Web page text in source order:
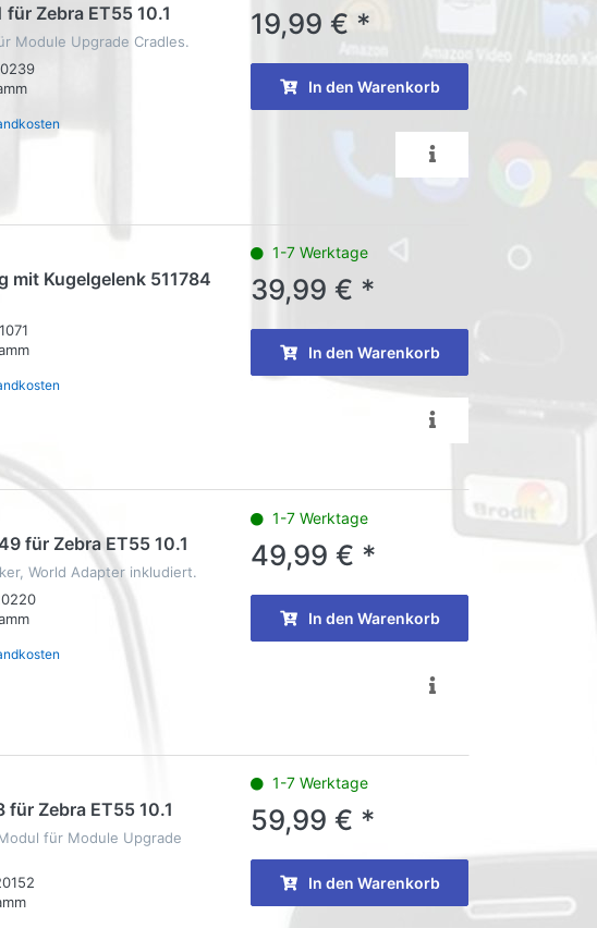
Zebra ET55 10.1
Module Upgrade Cradles.
19,99 € *
In den Warenkorb
mit Kugelgelenk 511784
1-7 Werktage
39,99 € *
In den Warenkorb
für Zebra ET55 10.1
World Adapter inkludiert.
1-7 Werktage
49,99 € *
In den Warenkorb
Zebra ET55 10.1
für Module Upgrade
1-7 Werktage
59,99 € *
In den Warenkorb